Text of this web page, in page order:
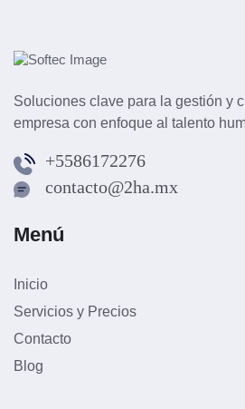
Soluciones clave para la gestión y
empresa con enfoque al talento
+5586172276
contacto@2ha.mx
Menú
Inicio
Servicios y Precios
Contacto
Blog